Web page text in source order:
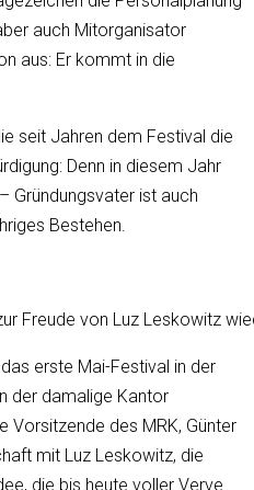
auch Mitorganisator
aus: Er kommt in die
seit Jahren dem Festival die
Denn in diesem Jahr
Gründungsvater ist auch
Bestehen.
Freude von Luz Leskowitz
erste Mai-Festival in der
der damalige Kantor
Vorsitzende des MRK, Günter
mit Luz Leskowitz, die
die bis heute voller Verve